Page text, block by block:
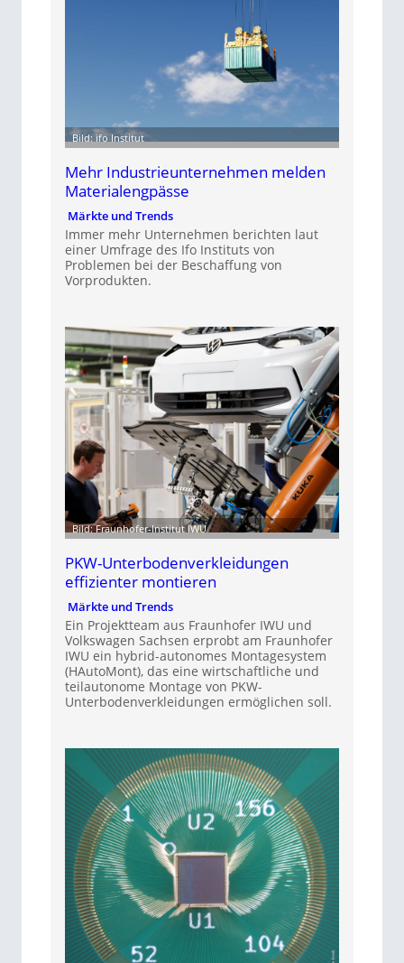
Bild: ifo Institut
Mehr Industrieunternehmen melden
Materialengpässe
Märkte und Trends
Immer mehr Unternehmen berichten laut
einer Umfrage des Ifo Instituts von
Problemen bei der Beschaffung von
Vorprodukten.
Bild: Fraunhofer-Institut IWU
PKW-Unterbodenverkleidungen
effizienter montieren
Märkte und Trends
Ein Projektteam aus Fraunhofer IWU und
Volkswagen Sachsen erprobt am Fraunhofer
IWU ein hybrid-autonomes Montagesystem
(HAutoMont), das eine wirtschaftliche und
teilautonome Montage von PKW-
Unterbodenverkleidungen ermöglichen soll.